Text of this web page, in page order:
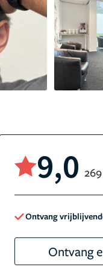
9,0
Ontvang
Ontvang